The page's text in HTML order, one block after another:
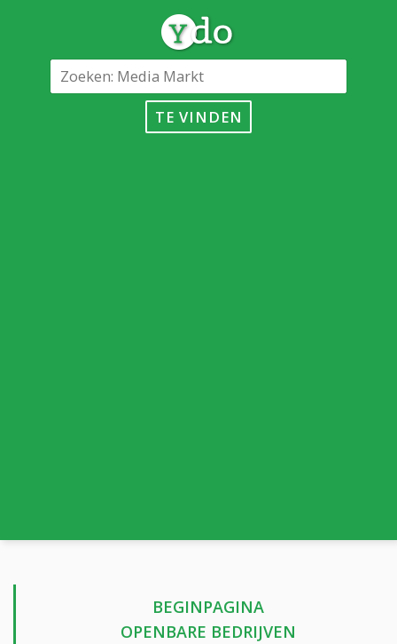
TE VINDEN
BEGINPAGINA
OPENBARE BEDRIJVEN